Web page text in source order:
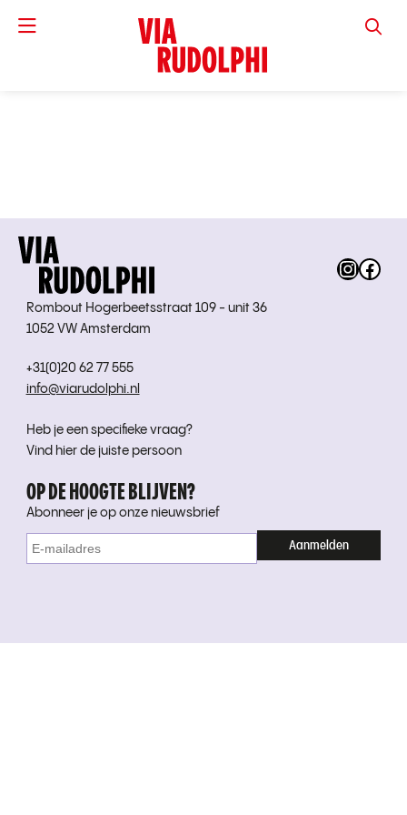
VIA
Rombout Hogerbeetsstraat 109 - unit 36
1052 VW Amsterdam
+31(0)20 62 77 555
info@viarudolphi.nl
Heb je een specifieke vraag?
Vind hier de juiste persoon
OP DE HOOGTE BLIJVEN?
Abonneer je op onze nieuwsbrief